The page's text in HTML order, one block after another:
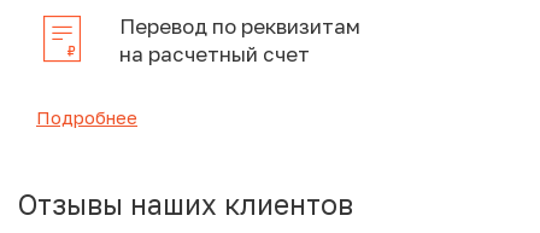
Перевод по реквизитам
на расчетный счет
Подробнее
Отзывы наших клиентов